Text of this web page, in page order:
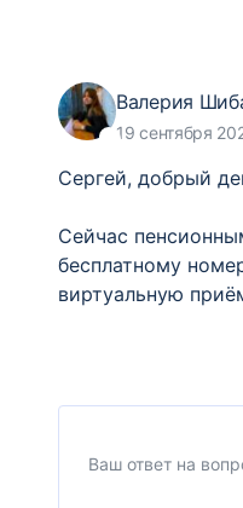
Валерия
19 сентября
Сергей, добрый
Сейчас
бесплатному
виртуальную